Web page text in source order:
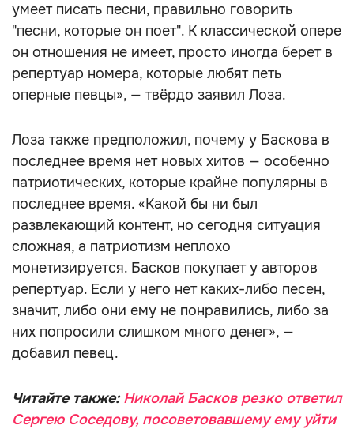
умеет писать песни, правильно говорить
"песни, которые он поет". К классической опере
он отношения не имеет, просто иногда берет в
репертуар номера, которые любят петь
оперные певцы», — твёрдо заявил Лоза.
Лоза также предположил, почему у Баскова в
последнее время нет новых хитов — особенно
патриотических, которые крайне популярны в
последнее время. «Какой бы ни был
развлекающий контент, но сегодня ситуация
сложная, а патриотизм неплохо
монетизируется. Басков покупает у авторов
репертуар. Если у него нет каких-либо песен,
значит, либо они ему не понравились, либо за
них попросили слишком много денег», —
добавил певец.
Читайте также: Николай Басков резко ответил
Сергею Соседову, посоветовавшему ему уйти